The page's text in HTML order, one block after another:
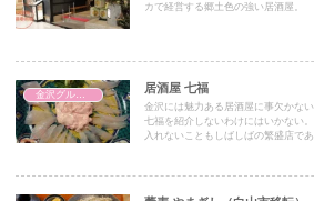
カで経営する郷土色の強い居酒屋。
居酒屋 七福
金沢には魅力ある居酒屋に事欠かな
七福を紹介しないわけにはいかない
入れないこともしばしばの繁盛店であ